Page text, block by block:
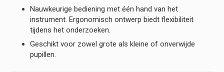
Nauwkeurige bediening met één hand van het
instrument. Ergonomisch ontwerp biedt flexibiliteit
tijdens het onderzoeken.
Geschikt voor zowel grote als kleine of onverwijde
pupillen.